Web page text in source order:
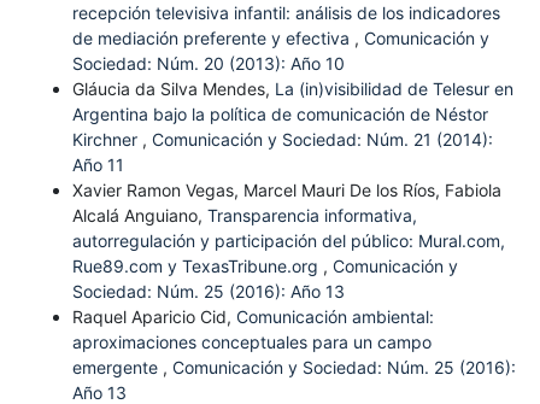
recepción televisiva infantil: análisis de los indicadores
de mediación preferente y efectiva , Comunicación y
Sociedad: Núm. 20 (2013): Año 10
Gláucia da Silva Mendes, La (in)visibilidad de Telesur en
Argentina bajo la política de comunicación de Néstor
Kirchner , Comunicación y Sociedad: Núm. 21 (2014):
Año 11
Xavier Ramon Vegas, Marcel Mauri De los Ríos, Fabiola
Alcalá Anguiano, Transparencia informativa,
autorregulación y participación del público: Mural.com,
Rue89.com y TexasTribune.org , Comunicación y
Sociedad: Núm. 25 (2016): Año 13
Raquel Aparicio Cid, Comunicación ambiental:
aproximaciones conceptuales para un campo
emergente , Comunicación y Sociedad: Núm. 25 (2016):
Año 13